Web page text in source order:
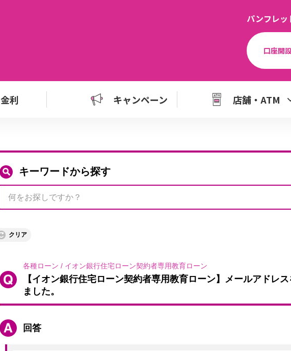
パンフレッ
口座開
金利 キャンペーン 店舗・ATM
キーワードから探す
クリア
各種ローン / イオン銀行住宅ローン契約者専用教育ローン
【イオン銀行住宅ローン契約者専用教育ローン】メールアドレ
ました。
回答